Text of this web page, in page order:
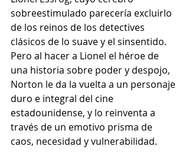
sobreestimulado parecería excluirlo
de los reinos de los detectives
clásicos de lo suave y el sinsentido.
Pero al hacer a Lionel el héroe de
una historia sobre poder y despojo,
Norton le da la vuelta a un personaje
duro e integral del cine
estadounidense, y lo reinventa a
través de un emotivo prisma de
caos, necesidad y vulnerabilidad.